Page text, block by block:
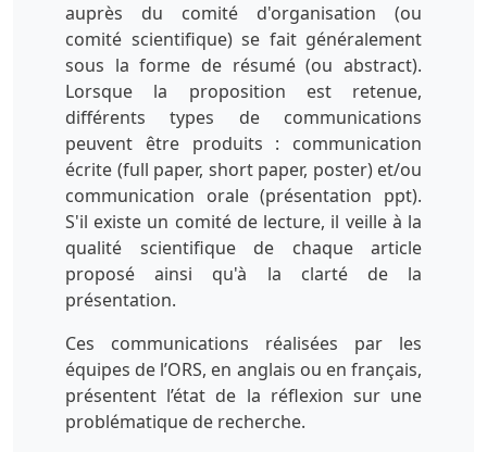
auprès du comité d'organisation (ou
comité scientifique) se fait généralement
sous la forme de résumé (ou abstract).
Lorsque la proposition est retenue,
différents types de communications
peuvent être produits : communication
écrite (full paper, short paper, poster) et/ou
communication orale (présentation ppt).
S'il existe un comité de lecture, il veille à la
qualité scientifique de chaque article
proposé ainsi qu'à la clarté de la
présentation.
Ces communications réalisées par les
équipes de l’ORS, en anglais ou en français,
présentent l’état de la réflexion sur une
problématique de recherche.